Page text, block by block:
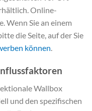
Online-
Wenn Sie an einem
die Seite, auf der Sie
können.
Wallbox
und den spezifischen